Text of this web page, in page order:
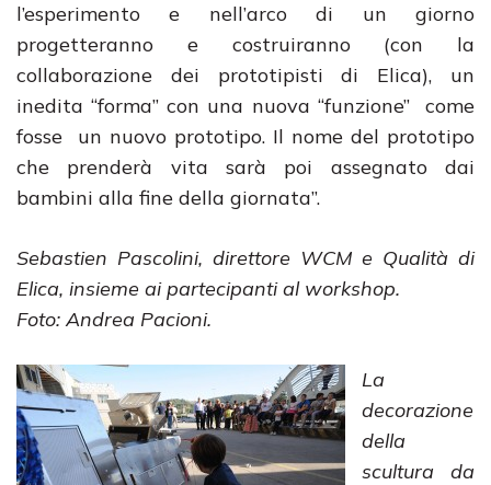
l’esperimento e nell’arco di un giorno
progetteranno e costruiranno (con la
collaborazione dei prototipisti di Elica), un
inedita “forma” con una nuova “funzione” come
fosse un nuovo prototipo. Il nome del prototipo
che prenderà vita sarà poi assegnato dai
bambini alla fine della giornata”.
Sebastien Pascolini, direttore WCM e Qualità di
Elica, insieme ai partecipanti al workshop.
Foto: Andrea Pacioni.
La
decorazione
della
scultura da